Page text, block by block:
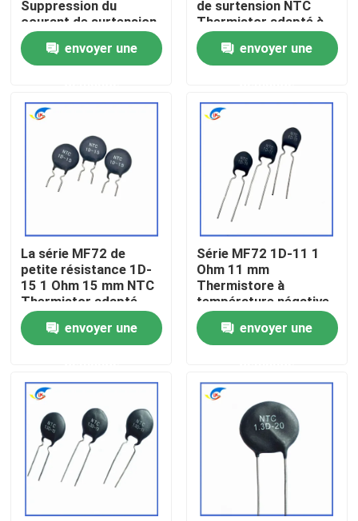
À la maison
Produits
vidéo
Visite de l'usine
Contrôle de la qualité
Nouvelles
Les affaires
Thermistance de ptc
Suppression du
courant de surtension
NTC Thermistor
adapté à l'alimentation
électrique à haute
envoyer une
de surtension NTC
Thermistor adapté à
la commutation de
l'alimentation Audio
amplificateur
envoyer une
La série MF72 de
petite résistance 1D-
15 1 Ohm 15 mm NTC
Thermistor adapté
pour la commutation
de l'adaptateur de
puissance
envoyer une
Série MF72 1D-11 1
Ohm 11 mm
Thermistore à
température négative
pour l'alimentation
électriqueenvoyer une